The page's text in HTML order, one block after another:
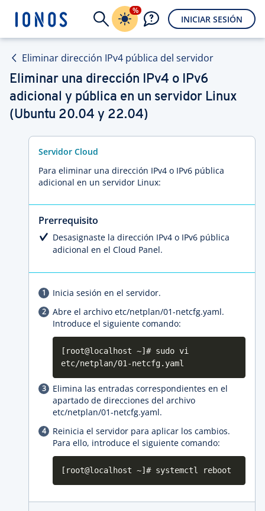
%
INICIAR SESIÓN
Eliminar dirección IPv4 pública del servidor
Eliminar una dirección IPv4 o IPv6
adicional y pública en un servidor Linux
(Ubuntu 20.04 y 22.04)
Servidor Cloud
Para eliminar una dirección IPv4 o IPv6 pública
adicional en un servidor Linux:
Prerrequisito
Desasignaste la dirección IPv4 o IPv6 pública
adicional en el Cloud Panel.
Inicia sesión en el servidor.
Abre el archivo etc/netplan/01-netcfg.yaml.
Introduce el siguiente comando:
[root@localhost ~]# sudo vi
etc/netplan/01-netcfg.yaml
Elimina las entradas correspondientes en el
apartado de direcciones del archivo
etc/netplan/01-netcfg.yaml.
Reinicia el servidor para aplicar los cambios.
Para ello, introduce el siguiente comando:
[root@localhost ~]# systemctl reboot